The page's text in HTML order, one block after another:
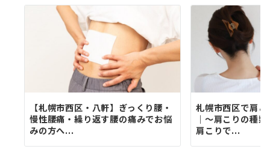
【札幌市西区・八軒】ぎっくり腰・
慢性腰痛・繰り返す腰の痛みでお悩
みの方へ...
札幌市西区で肩
｜〜肩こりの種
肩こりで...